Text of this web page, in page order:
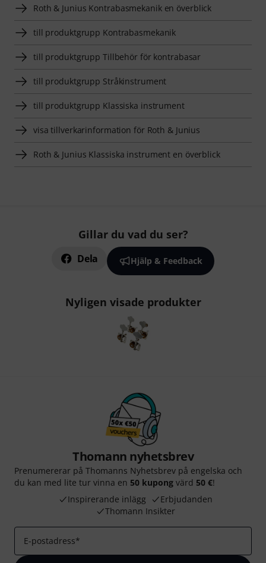
Roth & Junius Kontrabasmekanik en överblick
till produktgrupp Kontrabasmekanik
till produktgrupp Tillbehör för kontrabasar
till produktgrupp Stråkinstrument
till produktgrupp Klassiska instrument
visa tillverkarinformation för Roth & Junius
Roth & Junius Klassiska instrument en överblick
Gillar du vad du ser?
Dela Hjälp & Feedback
Nyligen visade produkter
Thomann nyhetsbrev
Prenumererar på Thomanns Nyhetsbrev på engelska och
du kan med lite tur vinna en 50 kupong värd 50 €!
Inspirerande inlägg
Erbjudanden
Thomann Insikter
E-postadress*